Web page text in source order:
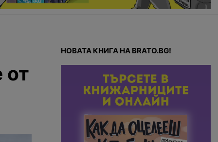
от
НОВАТА КНИГА НА BRATO.BG!